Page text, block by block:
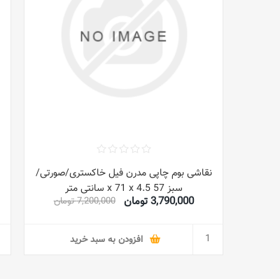
نقاشی بوم چاپی مدرن فیل خاکستری/صورتی/
سبز 57 x 71 x 4.5 سانتی متر
3,790,000 تومان 7,200,000 تومان
افزودن به سبد خرید